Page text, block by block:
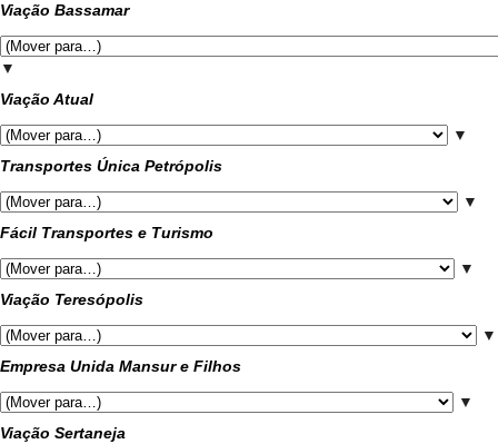
Viação Bassamar
▼
Viação Atual
▼
Transportes Única Petrópolis
▼
Fácil Transportes e Turismo
▼
Viação Teresópolis
▼
Empresa Unida Mansur e Filhos
▼
Viação Sertaneja